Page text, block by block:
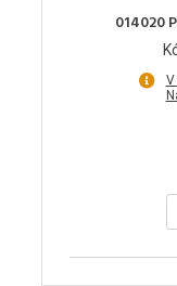
014020